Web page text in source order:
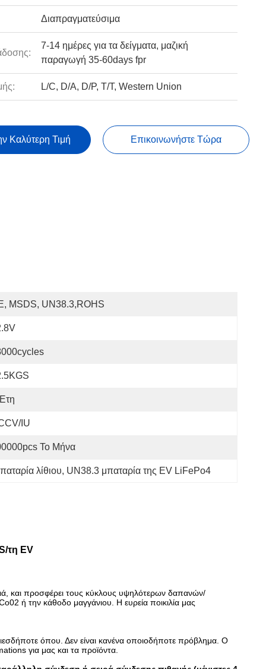
Διαπραγματεύσιμα
7-14 ημέρες για τα δείγματα, μαζική
παραγωγή 35-60days fpr
L/C, D/A, D/P, T/T, Western Union
Καλύτερη Τιμή Επικοινωνήστε Τώρα
MSDS, UN38.3,ROHS
IU
Το Μήνα
λίθιου, UN38.3 μπαταρία της EV LiFePo4
τη EV
και προσφέρει τους κύκλους υψηλότερων δαπανών/
ή την κάθοδο μαγγάνιου. Η ευρεία ποικιλία μας
όπου. Δεν είναι κανένα οποιοδήποτε πρόβλημα. Ο
για μας και τα προϊόντα.